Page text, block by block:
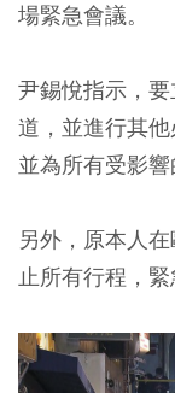
場緊急會議。
尹錫悅指示，
道，並進行其
並為所有受影響
另外，原本人
止所有行程，緊